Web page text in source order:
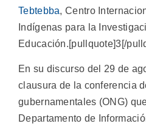
Tebtebba, Centro
Indígenas para la
Educación.[pullquote]3[/
En su discurso del 29 de
clausura de la conferencia
gubernamentales (ONG)
Departamento de